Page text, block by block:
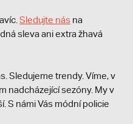
Sledujte nás na
sleva ani extra žhavá
Sledujeme trendy. Víme, v
nadcházející sezóny. My v
S námi Vás módní policie